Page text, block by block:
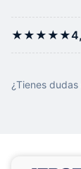
★★★★★
¿Tienes